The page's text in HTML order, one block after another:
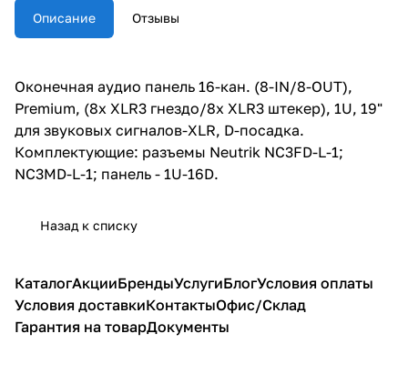
Описание
Отзывы
Оконечная аудио панель 16-кан. (8-IN/8-OUT),
Premium, (8х XLR3 гнездо/8х XLR3 штекер), 1U, 19"
для звуковых сигналов-XLR, D-посадка.
Комплектующие: разъемы Neutrik NC3FD-L-1;
NC3MD-L-1; панель - 1U-16D.
Назад к списку
КаталогАкцииБрендыУслугиБлогУсловия оплаты
Условия доставкиКонтактыОфис/Склад
Гарантия на товарДокументы